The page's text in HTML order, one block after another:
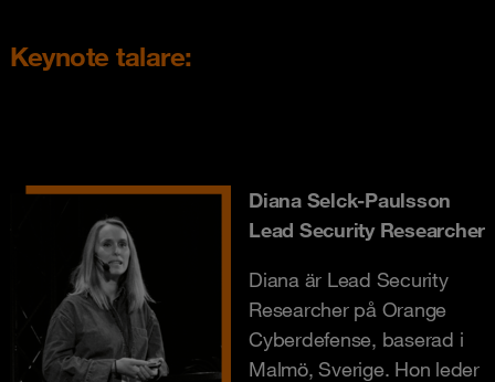
Keynote talare:
Diana Selck-Paulsson
Lead Security Researcher
Diana är Lead Security
Researcher på Orange
Cyberdefense, baserad i
Malmö, Sverige. Hon leder